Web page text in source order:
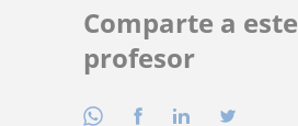
Comparte a este
profesor